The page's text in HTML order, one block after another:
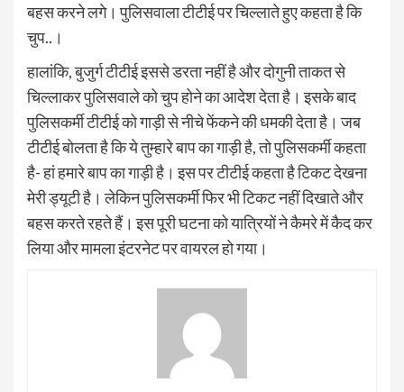
बहस करने लगे। पुलिसवाला टीटीई पर चिल्लाते हुए कहता है कि
चुप..।
हालांकि, बुजुर्ग टीटीई इससे डरता नहीं है और दोगुनी ताकत से
चिल्लाकर पुलिसवाले को चुप होने का आदेश देता है। इसके बाद
पुलिसकर्मी टीटीई को गाड़ी से नीचे फेंकने की धमकी देता है। जब
टीटीई बोलता है कि ये तुम्हारे बाप का गाड़ी है, तो पुलिसकर्मी कहता
है- हां हमारे बाप का गाड़ी है। इस पर टीटीई कहता है टिकट देखना
मेरी ड्यूटी है। लेकिन पुलिसकर्मी फिर भी टिकट नहीं दिखाते और
बहस करते रहते हैं। इस पूरी घटना को यात्रियों ने कैमरे में कैद कर
लिया और मामला इंटरनेट पर वायरल हो गया।